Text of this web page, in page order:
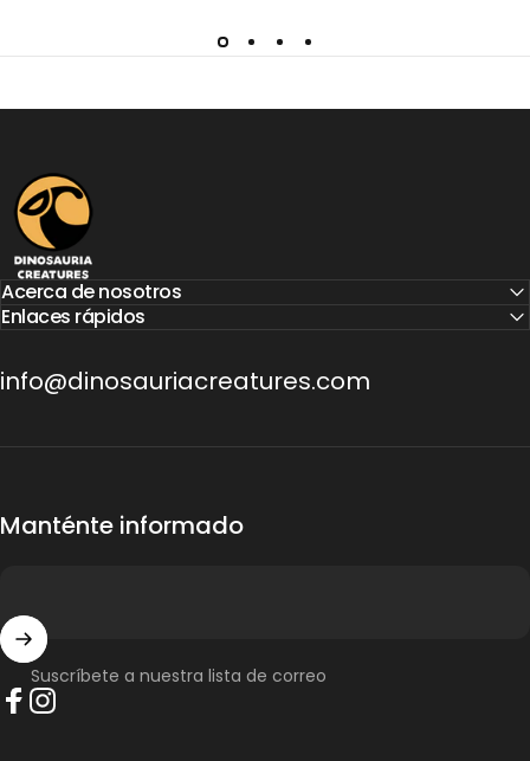
Dinosauria Creatures
Acerca de nosotros
Enlaces rápidos
info@dinosauriacreatures.com
Manténte informado
Suscríbete a nuestra lista de correo